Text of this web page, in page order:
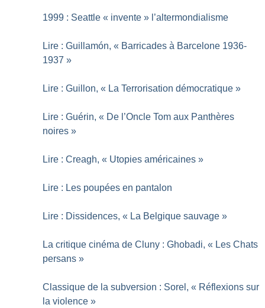
1999 : Seattle « invente » l’altermondialisme
Lire : Guillamón, « Barricades à Barcelone 1936-
1937 »
Lire : Guillon, « La Terrorisation démocratique »
Lire : Guérin, « De l’Oncle Tom aux Panthères
noires »
Lire : Creagh, « Utopies américaines »
Lire : Les poupées en pantalon
Lire : Dissidences, « La Belgique sauvage »
La critique cinéma de Cluny : Ghobadi, « Les Chats
persans »
Classique de la subversion : Sorel, « Réflexions sur
la violence »